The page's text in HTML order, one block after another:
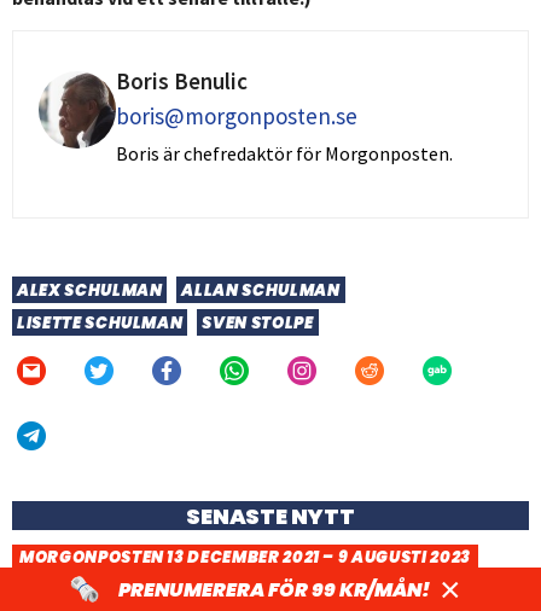
Boris Benulic
boris@morgonposten.se
Boris är chefredaktör för Morgonposten.
ALEX SCHULMAN
ALLAN SCHULMAN
LISETTE SCHULMAN
SVEN STOLPE
SENASTE NYTT
MORGONPOSTEN 13 DECEMBER 2021 – 9 AUGUSTI 2023
12 artiklar vi minns – några smakprov från två år
PRENUMERERA FÖR 99 KR/MÅN! ×